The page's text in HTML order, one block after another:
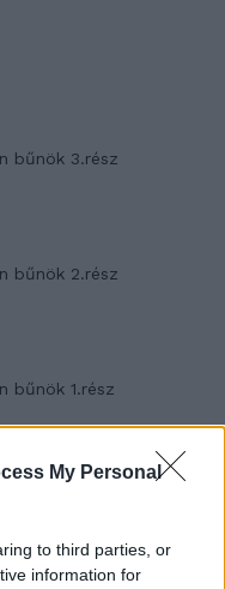
My Personal
to third parties, or
information for
bűnök 3.rész
bűnök 2.rész
bűnök 1.rész